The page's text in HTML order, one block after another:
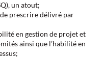
un atout;
prescrire délivré par
en gestion de projet et
ainsi que l’habilité en